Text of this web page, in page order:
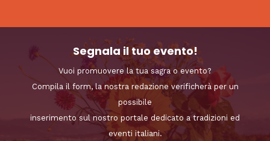
Segnala il tuo evento!
Vuoi promuovere la tua sagra o evento?
Compila il form, la nostra redazione verificherà per un
possibile
inserimento sul nostro portale dedicato a tradizioni ed
eventi italiani.